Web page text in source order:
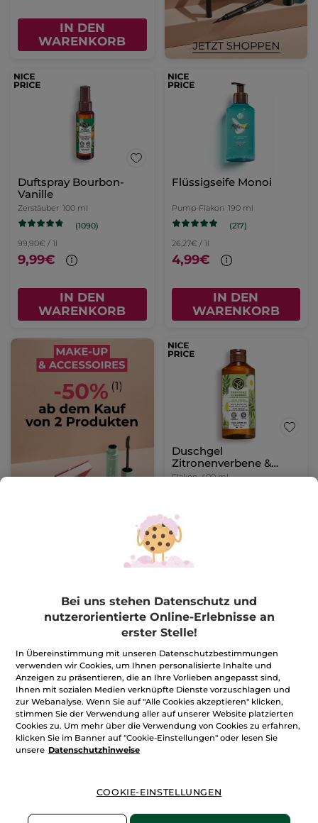
IN DEN
WARENKORB
Duftspray Bourbon-
Vanille
Zerstäuber 100 ml
(1090)
99,90€ / 1l
9,99€
IN DEN
WARENKORB
Flüssigseife Monoi
Pump-Flakon 190 ml
(217)
26,27€ / 1l
4,99€
IN DEN
WARENKORB
Duschgel
Zitronenverbene &
Kamillenblüte
Flakon 400 ml
14,98€ / 1l
5,99€
Duschgel Olive &
Petitgrain
Flacon 400 ml
Duftspray Kokosnuss
9,99€
Bei uns stehen Datenschutz und
nutzerorientierte Online-Erlebnisse an
erster Stelle!
In Übereinstimmung mit unseren Datenschutzbestimmungen
verwenden wir Cookies, um Ihnen personalisierte Inhalte und
Anzeigen zu präsentieren, die an Ihre Vorlieben angepasst sind,
Ihnen mit sozialen Medien verknüpfte Dienste vorzuschlagen und
zur Webanalyse. Wenn Sie auf "Alle Cookies akzeptieren" klicken,
stimmen Sie der Verwendung aller auf unserer Website platzierten
Cookies zu. Um mehr über die Verwendung von Cookies zu erfahren,
klicken Sie im Banner auf "Cookie-Einstellungen" oder lesen Sie
unsere Datenschutzhinweise
COOKIE-EINSTELLUNGEN